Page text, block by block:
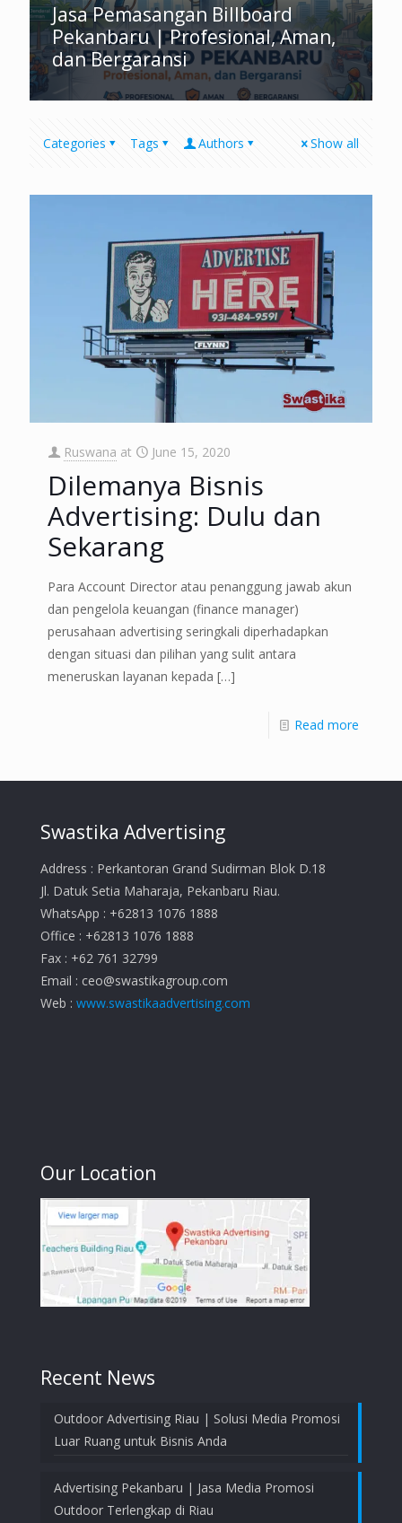
Jasa Pemasangan Billboard
Pekanbaru | Profesional, Aman,
dan Bergaransi
Categories Tags Authors Show all
Ruswana at June 15, 2020
Dilemanya Bisnis
Advertising: Dulu dan
Sekarang
Para Account Director atau penanggung jawab akun
dan pengelola keuangan (finance manager)
perusahaan advertising seringkali diperhadapkan
dengan situasi dan pilihan yang sulit antara
meneruskan layanan kepada […]
Read more
Swastika Advertising
Address : Perkantoran Grand Sudirman Blok D.18
Jl. Datuk Setia Maharaja, Pekanbaru Riau.
WhatsApp : +62813 1076 1888
Office : +62813 1076 1888
Fax : +62 761 32799
Email : ceo@swastikagroup.com
Web : www.swastikaadvertising.com
Our Location
Recent News
Outdoor Advertising Riau | Solusi Media Promosi
Luar Ruang untuk Bisnis Anda
Advertising Pekanbaru | Jasa Media Promosi
Outdoor Terlengkap di Riau